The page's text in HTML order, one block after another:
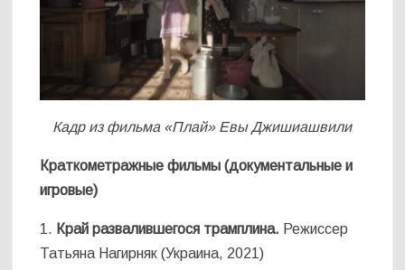
Кадр из фильма «Плай» Евы Джишиашвили
Краткометражные фильмы (документальные и
игровые)
1. Край развалившегося трамплина. Режиссер
Татьяна Нагирняк (Украина, 2021)